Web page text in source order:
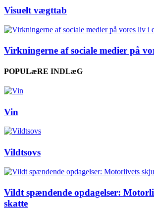
Visuelt vægttab
Virkningerne af sociale medier på
POPULæRE INDLæG
Vin
Vildtsovs
Vildt spændende opdagelser:
skatte